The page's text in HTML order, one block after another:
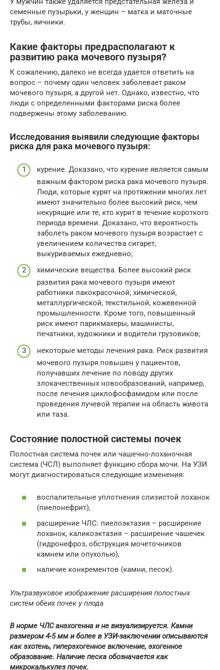
семенные пузырьки, у женщин – матка и маточные
трубы, яичники.
Какие факторы предрасполагают к
развитию рака мочевого пузыря?
К сожалению, далеко не всегда удается ответить на
вопрос – почему один человек заболевает раком
мочевого пузыря, а другой нет. Однако, известно, что
люди с определенными факторами риска более
подвержены этому заболеванию.
Исследования выявили следующие факторы
риска для рака мочевого пузыря:
курение. Доказано, что курение является самым
важным фактором риска рака мочевого пузыря.
Люди, которые курят на протяжении многих лет
имеют значительно более высокий риск, чем
некурящие или те, кто курит в течение короткого
периода времени. Доказано, что вероятность
заболеть раком мочевого пузыря возрастает с
увеличением количества сигарет,
выкуриваемых ежедневно;
химические вещества. Более высокий риск
развития рака мочевого пузыря имеют
работники лакокрасочной, химической,
металлургической, текстильной, кожевенной
промышленности. Кроме того, повышенный
риск имеют парикмахеры, машинисты,
печатники, художники и водители грузовиков;
некоторые методы лечения рака. Риск развития
мочевого пузыря повышен у пациентов,
получавших лечение по поводу других
злокачественных новообразований, например,
после лечения циклофосфамидом или после
проведения лучевой терапии на область живота
или таза.
Состояние полостной системы почек
Полостная система почек или чашечно-лоханочная
система (ЧСЛ) выполняет функцию сбора мочи. На УЗИ
могут диагностироваться следующие изменения:
воспалительные уплотнения слизистой лоханок
(пиелонефрит),
расширение ЧЛС: пиелоэктазия – расширение
лоханок, каликоэктазия – расширение чашечек
(гидронефроз, обструкция мочеточников
камнем или опухолью),
наличие конкрементов (камни, песок).
Ультразвуковое изображение расширения полостных
систем обеих почек у плода
В норме ЧЛС анэхогенна и не визуализируется. Камни
размером 4-5 мм и более в УЗИ-заключении описываются
как эхотень, гиперэхогенное включение, эхогенное
образование. Наличие песка обозначается как
микрокалькулез почек.